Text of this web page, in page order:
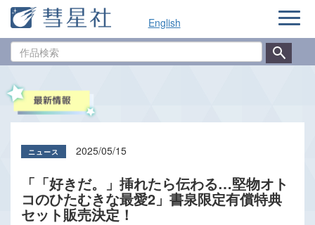
English
品
ナ
ゲ
2025/05/15
「「好きだ。」挿れたら伝わる…堅物オト
コのひたむきな最愛2」書泉限定有償特典
セット販売決定！